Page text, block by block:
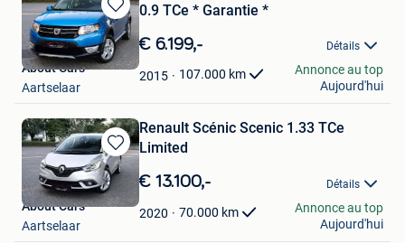
Sauvegarder
dans
Mes
Favoris
0.9 TCe * Garantie *
€ 6.199,- Détails
2015 107.000 km
About Cars
Aartselaar
Annonce au top
Aujourd'hui
Sauvegarder
dans
Mes
Favoris
Renault Scénic Scenic 1.33 TCe
Limited
€ 13.100,- Détails
2020 70.000 km
About Cars
Aartselaar
Annonce au top
Aujourd'hui